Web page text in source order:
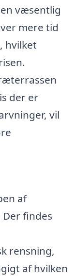
væsentlig
mere tid
hvilket
der er
vil
af
findes
rensning,
af hvilken